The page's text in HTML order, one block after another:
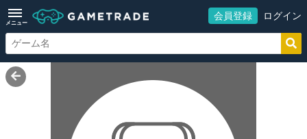
メニュー
会員登録 ログイン